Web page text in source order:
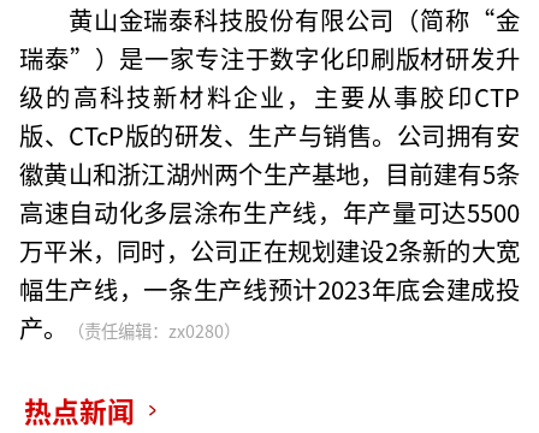
黄山金瑞泰科技股份有限公司（简称“金
瑞泰”）是一家专注于数字化印刷版材研发升
级的高科技新材料企业，主要从事胶印CTP
版、CTcP版的研发、生产与销售。公司拥有安
徽黄山和浙江湖州两个生产基地，目前建有5条
高速自动化多层涂布生产线，年产量可达5500
万平米，同时，公司正在规划建设2条新的大宽
幅生产线，一条生产线预计2023年底会建成投
产。
（责任编辑：zx0280）
热点新闻